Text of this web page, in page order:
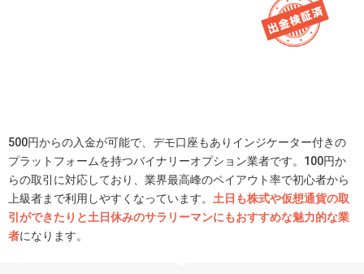
500円からの入金が可能で、デモ口座もありインジケーター付きの
プラットフォームを持つバイナリーオプション業者です。100円か
らの取引に対応しており、業界最高峰のペイアウト率で初心者から
上級者まで利用しやすくなっています。 土日も株式や仮想通貨の取
引ができたりと土日休みのサラリーマンにもおすすめな魅力的な業
者になります。